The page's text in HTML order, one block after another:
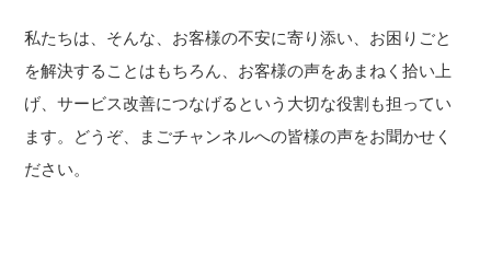
私たちは、そんな、お客様の不安に寄り添い、お困りごと
を解決することはもちろん、お客様の声をあまねく拾い上
げ、サービス改善につなげるという大切な役割も担ってい
ます。どうぞ、まごチャンネルへの皆様の声をお聞かせく
ださい。